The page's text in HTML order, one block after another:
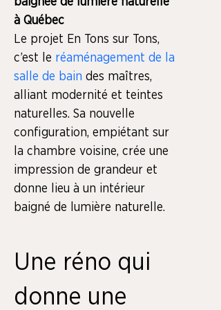
à Québec
Le projet En Tons sur Tons,
c’est le réaménagement de la
salle de bain des maîtres,
alliant modernité et teintes
naturelles. Sa nouvelle
configuration, empiétant sur
la chambre voisine, crée une
impression de grandeur et
donne lieu à un intérieur
baigné de lumière naturelle.
Une réno qui
donne une